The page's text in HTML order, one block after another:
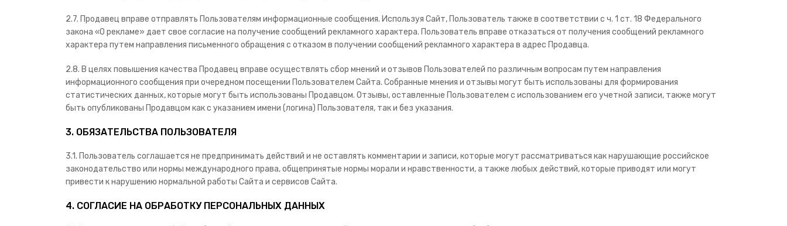
2.7. Продавец вправе отправлять Пользователям информационные сообщения. Используя Сайт, Пользователь также в соответствии с ч. 1 ст. 18 Федерального
закона «О рекламе» дает свое согласие на получение сообщений рекламного характера. Пользователь вправе отказаться от получения сообщений рекламного
характера путем направления письменного обращения с отказом в получении сообщений рекламного характера в адрес Продавца.
2.8. В целях повышения качества Продавец вправе осуществлять сбор мнений и отзывов Пользователей по различным вопросам путем направления
информационного сообщения при очередном посещении Пользователем Сайта. Собранные мнения и отзывы могут быть использованы для формирования
статистических данных, которые могут быть использованы Продавцом. Отзывы, оставленные Пользователем с использованием его учетной записи, также могут
быть опубликованы Продавцом как с указанием имени (логина) Пользователя, так и без указания.
3. ОБЯЗАТЕЛЬСТВА ПОЛЬЗОВАТЕЛЯ
3.1. Пользователь соглашается не предпринимать действий и не оставлять комментарии и записи, которые могут рассматриваться как нарушающие российское
законодательство или нормы международного права, общепринятые нормы морали и нравственности, а также любых действий, которые приводят или могут
привести к нарушению нормальной работы Сайта и сервисов Сайта.
4. СОГЛАСИЕ НА ОБРАБОТКУ ПЕРСОНАЛЬНЫХ ДАННЫХ